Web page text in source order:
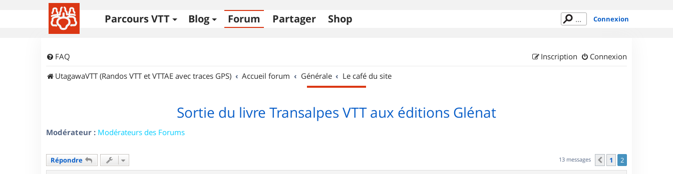
Parcours VTT Blog Forum Partager Shop Connexion
FAQ Connexion
Inscription
UtagawaVTT (Randos VTT et VTTAE avec traces GPS)
Accueil forum Générale Le café du site
Sortie du livre Transalpes VTT aux éditions Glénat
Modérateur : Modérateurs des Forums
Répondre 13 messages Précédent
1 2